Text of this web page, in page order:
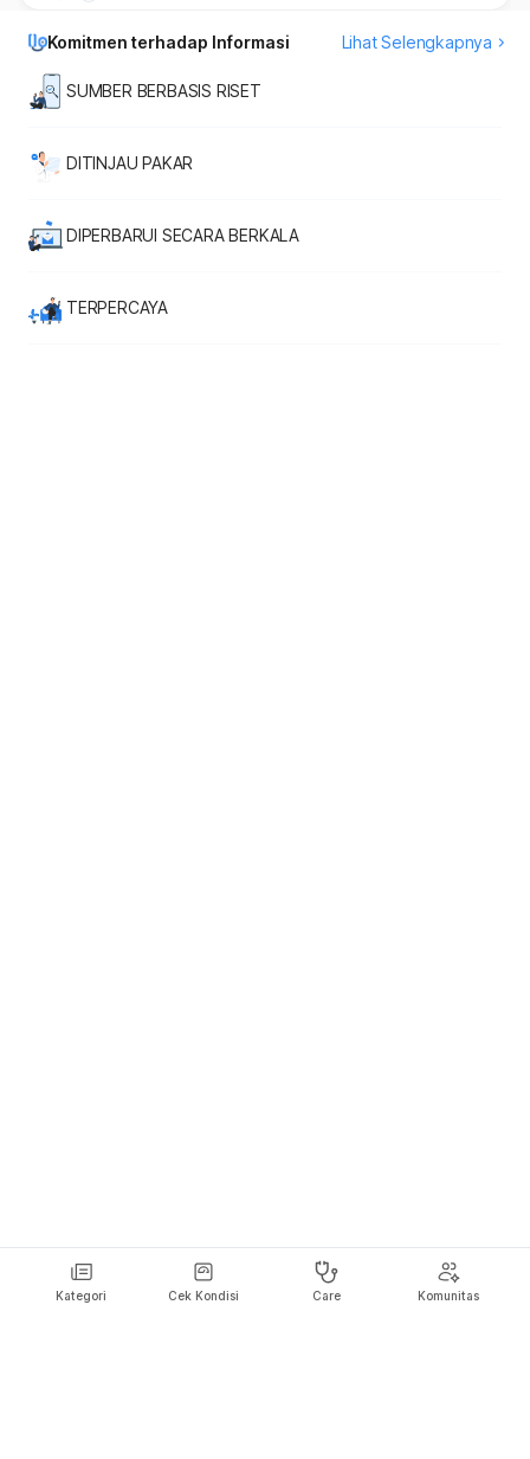
Lihat Selengkapnya
Komitmen terhadap Informasi
SUMBER BERBASIS RISET
DITINJAU PAKAR
DIPERBARUI SECARA BERKALA
TERPERCAYA
Kategori Cek Kondisi Care Komunitas